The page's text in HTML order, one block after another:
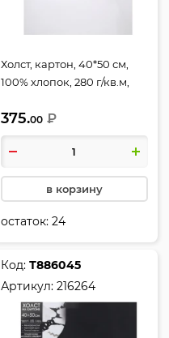
Холст, картон, 40*50 см,
100% хлопок, 280 г/кв.м,
375.00 ₽
в корзину
остаток:24
Код:Т886045
Артикул:216264